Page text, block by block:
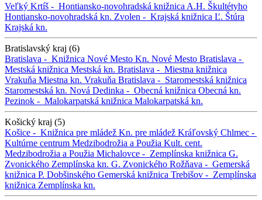
Veľký Krtíš - Hontiansko-novohradská knižnica A.H. Škultétyho
Hontiansko-novohradská kn. Zvolen - Krajská knižnica Ľ. Štúra
Krajská kn.
Bratislavský kraj (6)
Bratislava - Knižnica Nové Mesto Kn. Nové Mesto Bratislava -
Mestská knižnica Mestská kn. Bratislava - Miestna knižnica
Vrakuňa Miestna kn. Vrakuňa Bratislava - Staromestská knižnica
Staromestská kn. Nová Dedinka - Obecná knižnica Obecná kn.
Pezinok - Malokarpatská knižnica Malokarpatská kn.
Košický kraj (5)
Košice - Knižnica pre mládež Kn. pre mládež Kráľovský Chlmec -
Kultúrne centrum Medzibodrožia a Použia Kult. cent.
Medzibodrožia a Použia Michalovce - Zemplínska knižnica G.
Zvonického Zemplínska kn. G. Zvonického Rožňava - Gemerská
knižnica P. Dobšinského Gemerská knižnica Trebišov - Zemplínska
knižnica Zemplínska kn.